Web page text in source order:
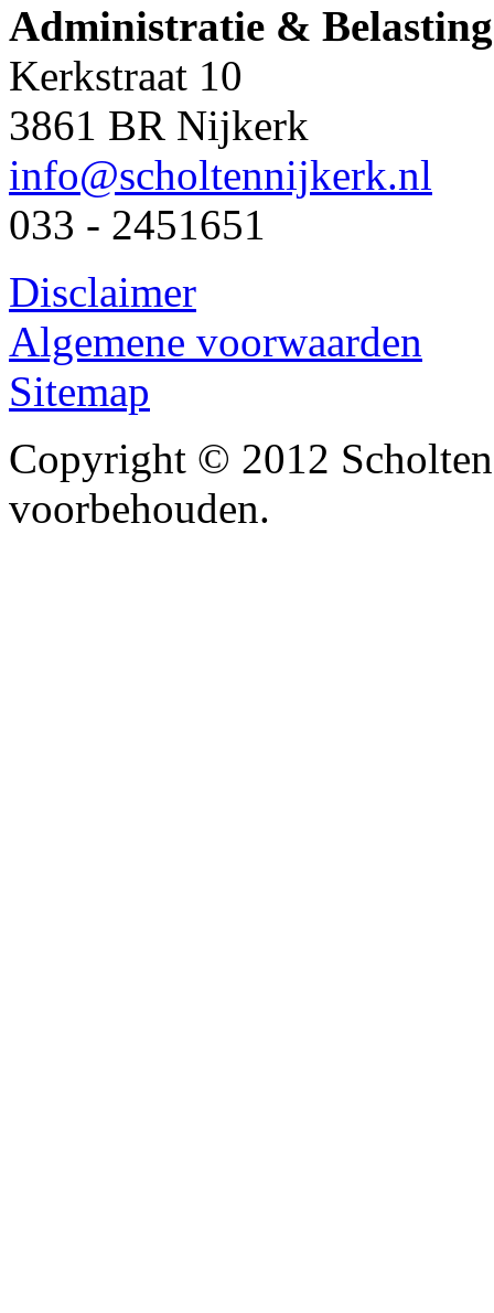
Administratie &
Kerkstraat 10
3861 BR Nijkerk
info@scholtennijkerk.nl
033 - 2451651
Disclaimer
Algemene voorwaarden
Sitemap
Copyright © 2012
voorbehouden.